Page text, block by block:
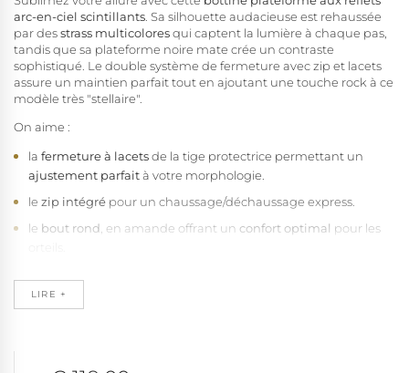
arc-en-ciel scintillants . Sa silhouette audacieuse est rehaussée
par desstrass multicoloresqui captent la lumière à chaque pas,
tandis que sa plateforme noire mate crée un contraste
sophistiqué. Le double système de fermeture avec zip et lacets
assure un maintien parfait tout en ajoutant une touche rock à ce
modèle très "stellaire".
On aime :
la fermeture à lacetsde la tige protectrice permettant un
ajustement parfaità votre morphologie.
le zip intégré pour un chaussage/déchaussage express.
le bout rond , en amande offrant un confort optimal pour les
lehaut talon stiletto
LIRE +